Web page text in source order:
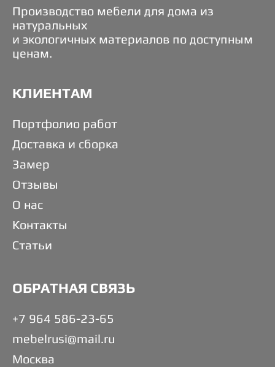
Производство мебели для дома из
натуральных
и экологичных материалов по доступным
ценам.
КЛИЕНТАМ
Портфолио работ
Доставка и сборка
Замер
Отзывы
О нас
Контакты
Статьи
ОБРАТНАЯ СВЯЗЬ
+7 964 586-23-65
mebelrusi@mail.ru
Москва